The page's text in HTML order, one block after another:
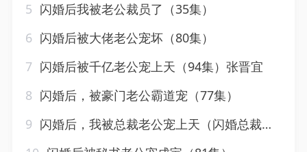
5 闪婚后我被老公裁员了（35集）
6 闪婚后被大佬老公宠坏（80集）
7 闪婚后被千亿老公宠上天（94集）张晋宜
8 闪婚后，被豪门老公霸道宠（77集）
9 闪婚后，我被总裁老公宠上天（闪婚总裁超宠我）（100集）